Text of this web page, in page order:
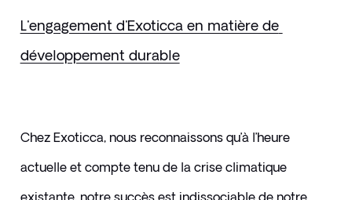
L'engagement d'Exoticca en matière de
développement durable
Chez Exoticca, nous reconnaissons qu’à l’heure
actuelle et compte tenu de la crise climatique
existante, notre succès est indissociable de notre